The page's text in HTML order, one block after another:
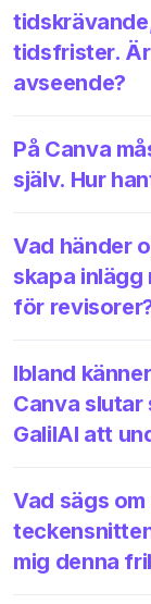
tidsfrister.
avseende?
På Canva
själv. Hur
Vad händer
skapa inlägg
för
Ibland
Canva slutar
GalilAI att
Vad sägs
mig denna